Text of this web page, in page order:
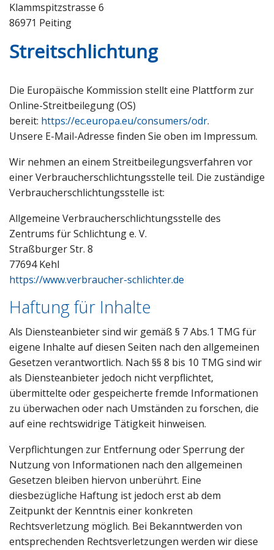
Klammspitzstrasse 6
86971 Peiting
Streitschlichtung
Die Europäische Kommission stellt eine Plattform zur
Online-Streitbeilegung (OS)
bereit: https://ec.europa.eu/consumers/odr.
Unsere E-Mail-Adresse finden Sie oben im Impressum.
Wir nehmen an einem Streitbeilegungsverfahren vor
einer Verbraucherschlichtungsstelle teil. Die zuständige
Verbraucherschlichtungsstelle ist:
Allgemeine Verbraucherschlichtungsstelle des
Zentrums für Schlichtung e. V.
Straßburger Str. 8
77694 Kehl
https://www.verbraucher-schlichter.de
Haftung für Inhalte
Als Diensteanbieter sind wir gemäß § 7 Abs.1 TMG für
eigene Inhalte auf diesen Seiten nach den allgemeinen
Gesetzen verantwortlich. Nach §§ 8 bis 10 TMG sind wir
als Diensteanbieter jedoch nicht verpflichtet,
übermittelte oder gespeicherte fremde Informationen
zu überwachen oder nach Umständen zu forschen, die
auf eine rechtswidrige Tätigkeit hinweisen.
Verpflichtungen zur Entfernung oder Sperrung der
Nutzung von Informationen nach den allgemeinen
Gesetzen bleiben hiervon unberührt. Eine
diesbezügliche Haftung ist jedoch erst ab dem
Zeitpunkt der Kenntnis einer konkreten
Rechtsverletzung möglich. Bei Bekanntwerden von
entsprechenden Rechtsverletzungen werden wir diese